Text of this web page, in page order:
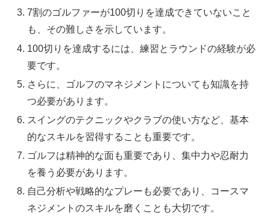
7割のゴルファーが100切りを達成できていないこと
も、その難しさを示しています。
100切りを達成するには、練習とラウンドの経験が必
要です。
さらに、ゴルフのマネジメントについても知識を持
つ必要があります。
スイングのテクニックやクラブの使い方など、基本
的なスキルを習得することも重要です。
ゴルフは精神的な面も重要であり、集中力や忍耐力
を養う必要があります。
自己分析や戦略的なプレーも必要であり、コースマ
ネジメントのスキルを磨くことも大切です。